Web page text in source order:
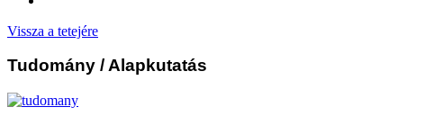
Vissza a tetejére
Tudomány / Alapkutatás